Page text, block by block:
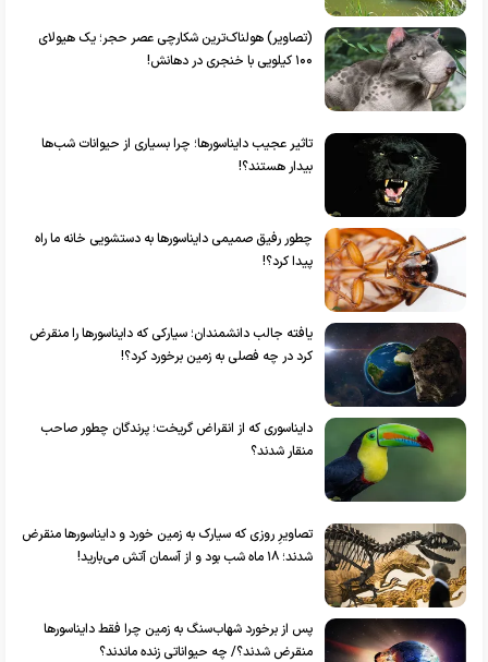
(تصاویر) هولناک‌ترین شکارچی عصر حجر؛ یک هیولای
۱۰۰ کیلویی با خنجری در دهانش!
تاثیر عجیب دایناسور‌ها؛ چرا بسیاری از حیوانات شب‌ها
بیدار هستند؟!
چطور رفیق صمیمی دایناسورها به دستشویی خانه ما راه
پیدا کرد؟!
یافته جالب دانشمندان؛ سیارکی که دایناسورها را منقرض
کرد در چه فصلی به زمین برخورد کرد؟!
دایناسوری که از انقراض گریخت؛ پرندگان چطور صاحب
منقار شدند؟
تصاویرِ روزی که سیارک به زمین خورد و دایناسور‌ها منقرض
شدند؛ ۱۸ ماه شب بود و از آسمان آتش می‌بارید!
پس از برخورد شهاب‌سنگ به زمین چرا فقط دایناسور‌ها
منقرض شدند؟/ چه حیواناتی زنده ماندند؟